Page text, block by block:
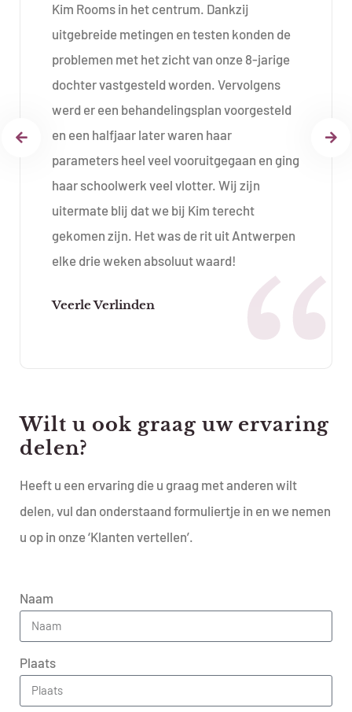
Kim Rooms in het centrum. Dankzij
uitgebreide metingen en testen konden de
problemen met het zicht van onze 8-jarige
dochter vastgesteld worden. Vervolgens
werd er een behandelingsplan voorgesteld
en een halfjaar later waren haar
parameters heel veel vooruitgegaan en ging
haar schoolwerk veel vlotter. Wij zijn
uitermate blij dat we bij Kim terecht
gekomen zijn. Het was de rit uit Antwerpen
elke drie weken absoluut waard!
Veerle Verlinden
Wilt u ook graag uw ervaring
delen?
Heeft u een ervaring die u graag met anderen wilt
delen, vul dan onderstaand formuliertje in en we nemen
u op in onze ‘Klanten vertellen’.
Naam
Plaats